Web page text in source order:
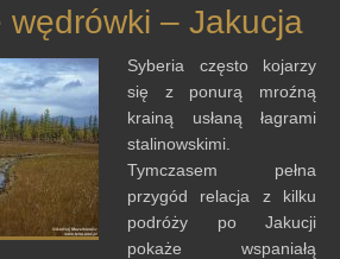
wędrówki – Jakucja
Syberia często kojarzy
się z ponurą mroźną
krainą usłaną łagrami
stalinowskimi.
Tymczasem pełna
przygód relacja z kilku
podróży po Jakucji
pokaże wspaniałą